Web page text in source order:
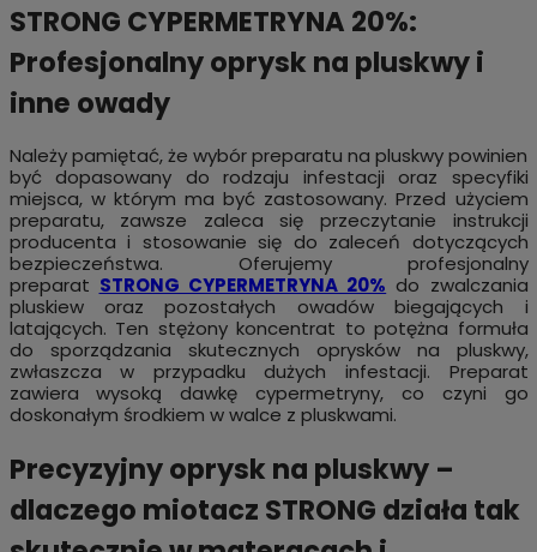
STRONG CYPERMETRYNA 20%:
Profesjonalny oprysk na pluskwy i
inne owady
Należy pamiętać, że wybór preparatu na pluskwy powinien
być dopasowany do rodzaju infestacji oraz specyfiki
miejsca, w którym ma być zastosowany. Przed użyciem
preparatu, zawsze zaleca się przeczytanie instrukcji
producenta i stosowanie się do zaleceń dotyczących
bezpieczeństwa. Oferujemy profesjonalny
preparat STRONG CYPERMETRYNA 20% do zwalczania
pluskiew oraz pozostałych owadów biegających i
latających. Ten stężony koncentrat to potężna formuła
do sporządzania skutecznych oprysków na pluskwy,
zwłaszcza w przypadku dużych infestacji. Preparat
zawiera wysoką dawkę cypermetryny, co czyni go
doskonałym środkiem w walce z pluskwami.
Precyzyjny oprysk na pluskwy –
dlaczego miotacz STRONG działa tak